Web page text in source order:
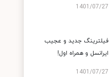
1401/07/27
فیلترینگ جدید و عجیب
ایرانسل و همراه اول!
1401/07/27